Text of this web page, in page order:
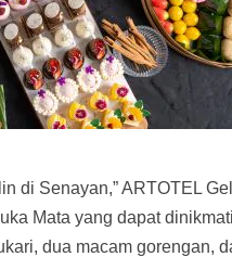
di Senayan,” ARTOTEL
Mata yang dapat
dua macam gorengan,